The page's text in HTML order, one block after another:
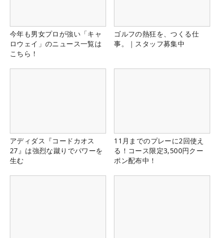
今年も男女プロが強い「キャ
ロウェイ」のニュース一覧は
こちら！
ゴルフの熱狂を、つくる仕
事。｜スタッフ募集中
アディダス『コードカオス
27』は強烈な蹴りでパワーを
生む
11月までのプレーに2回使え
る！コース限定3,500円クー
ポン配布中！